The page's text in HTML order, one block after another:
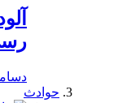
دسامبر 24,
حوادث